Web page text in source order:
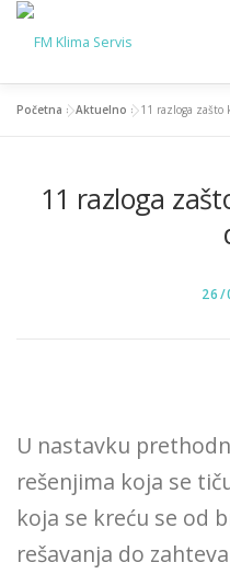
Skip
content
KONTAKT O NAMA
Početna »Aktuelno »11 razloga zašto
11 razloga
26/
U nastavku
rešenjima koja se
koja se kreću se od
rešavanja do